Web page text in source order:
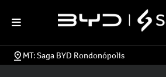
MT: Saga BYD Rondonópolis